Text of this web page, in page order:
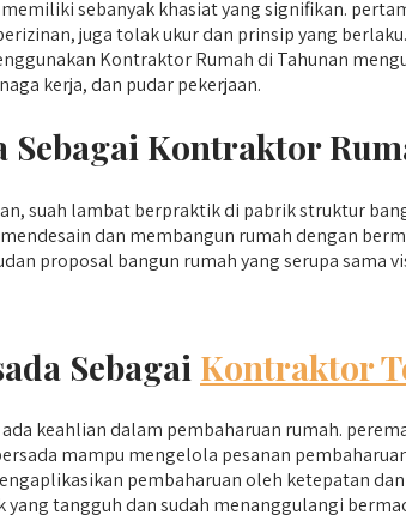
sebanyak khasiat yang signifikan.
juga tolak ukur dan prinsip yang
Kontraktor Rumah di Tahunan
kerja, dan pudar pekerjaan.
Sebagai Kontraktor
suah lambat berpraktik di pabrik struktur
dan membangun rumah dengan
proposal bangun rumah yang serupa sama
Sebagai Kontraktor
keahlian dalam pembaharuan rumah.
mampu mengelola pesanan
pembaharuan oleh ketepatan
tangguh dan sudah menanggulangi